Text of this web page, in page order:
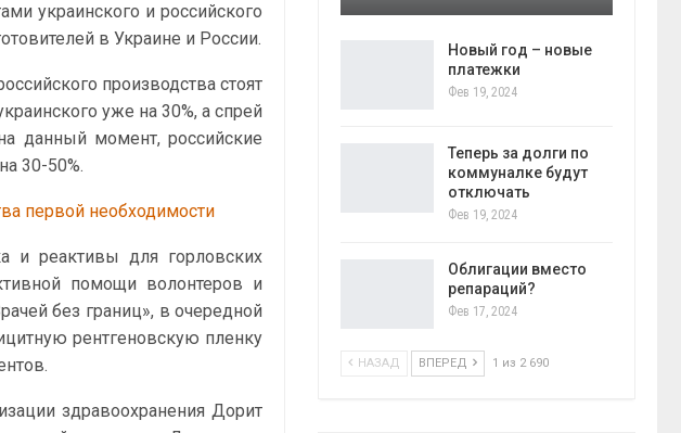
украинского и российского
в Украине и России.
производства стоят
уже на 30%, а спрей
данный момент, российские
30-50%.
первой необходимости
и реактивы для горловских
помощи волонтеров и
без границ», в очередной
рентгеновскую пленку
здравоохранения Дорит
Новый год – новые
платежки
Фев 19, 2024
Теперь за долги по
коммуналке будут
отключать
Фев 19, 2024
Облигации вместо
репараций?
Фев 17, 2024
НАЗАД ВПЕРЕД 1 из 2 690